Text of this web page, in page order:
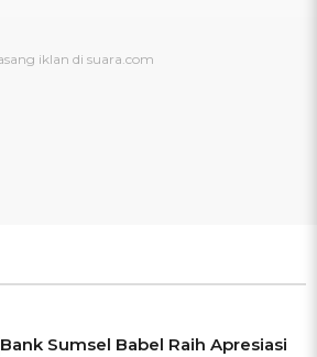
Bank Sumsel Babel Raih Apresiasi